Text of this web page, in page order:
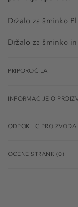
Držalo za šminko
Držalo za šminko
PRIPOROČILA
INFORMACIJE O
ODPOKLIC
OCENE STRANK (0)